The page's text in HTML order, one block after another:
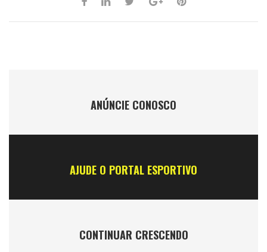
ANÚNCIE CONOSCO
AJUDE O PORTAL ESPORTIVO
CONTINUAR CRESCENDO